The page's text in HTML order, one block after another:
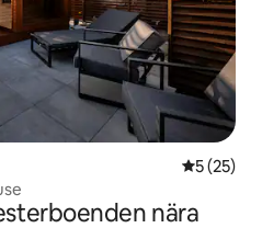
5 av 5 i
5 (25)
nära